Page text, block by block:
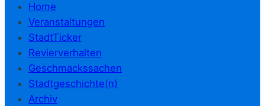
Home
Veranstaltungen
StadtTicker
Revierverhalten
Geschmackssachen
Stadtgeschichte(n)
Archiv